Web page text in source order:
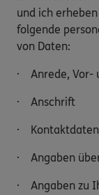
und ich
folgende
von Daten:
· Anrede, Vor-
· Anschrift
· Kontaktdaten
· Angaben
· Angaben zu